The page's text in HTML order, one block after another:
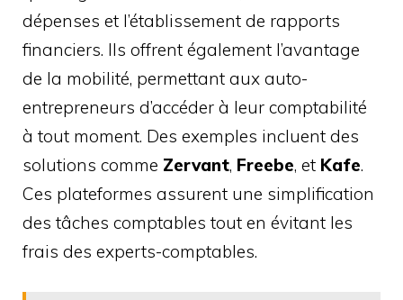
dépenses et l’établissement de rapports
financiers. Ils offrent également l’avantage
de la mobilité, permettant aux auto-
entrepreneurs d’accéder à leur comptabilité
à tout moment. Des exemples incluent des
solutions comme Zervant, Freebe, et Kafe.
Ces plateformes assurent une simplification
des tâches comptables tout en évitant les
frais des experts-comptables.